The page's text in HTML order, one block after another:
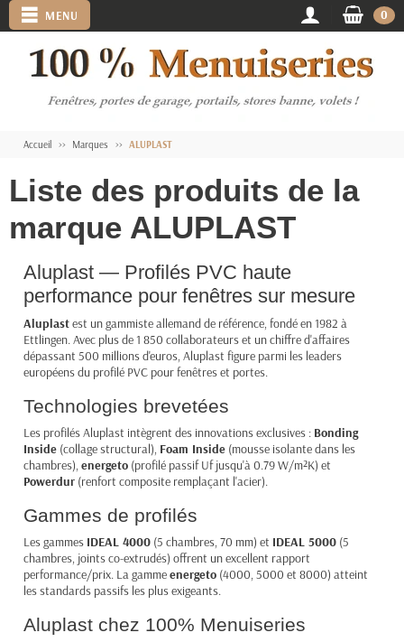
MENU 0
Accueil Marques ALUPLAST
Liste des produits de la
marque ALUPLAST
Aluplast — Profilés PVC haute
performance pour fenêtres sur mesure
Aluplastest un gammiste allemand de référence, fondé en 1982 à
Ettlingen. Avec plus de 1 850 collaborateurs et un chiffre d'affaires
dépassant 500 millions d'euros, Aluplast figure parmi les leaders
européens du profilé PVC pour fenêtres et portes.
Technologies brevetées
Les profilés Aluplast intègrent des innovations exclusives : Bonding
Inside (collage structural), Foam Inside (mousse isolante dans les
chambres), energeto (profilé passif Uf jusqu'à 0.79 W/m²K) et
Powerdur (renfort composite remplaçant l'acier).
Gammes de profilés
Les gammes IDEAL 4000 (5 chambres, 70 mm) et IDEAL 5000 (5
chambres, joints co-extrudés) offrent un excellent rapport
performance/prix. La gammeenergeto (4000, 5000 et 8000) atteint
les standards passifs les plus exigeants.
Aluplast chez 100% Menuiseries